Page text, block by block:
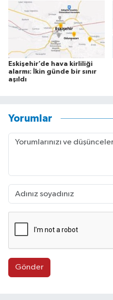
Eskişehir’de hava kirliliği
alarmı: İkin günde bir sınır
aşıldı
Yorumlar
Gönder